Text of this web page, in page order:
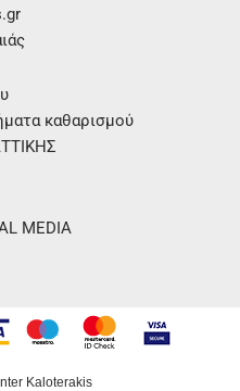
καθαρισμού
MEDIA
Kaloterakis